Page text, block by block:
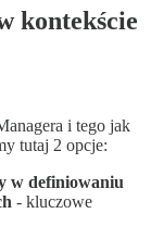
kontekście
i tego jak
tutaj 2 opcje:
w definiowaniu
- kluczowe